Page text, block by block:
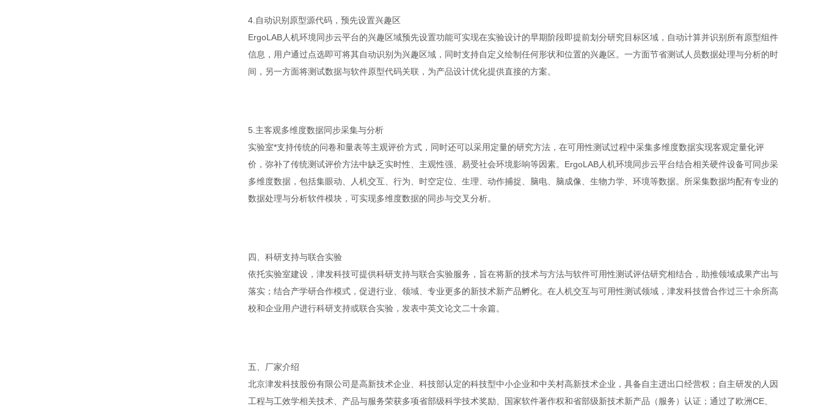
4.自动识别原型源代码，预先设置兴趣区
ErgoLAB人机环境同步云平台的兴趣区域预先设置功能可实现在实验设计的早期阶段即提前划分研究目标区域，自动计算并识别所有原型组件
信息，用户通过点选即可将其自动识别为兴趣区域，同时支持自定义绘制任何形状和位置的兴趣区。一方面节省测试人员数据处理与分析的时
间，另一方面将测试数据与软件原型代码关联，为产品设计优化提供直接的方案。
5.主客观多维度数据同步采集与分析
实验室*支持传统的问卷和量表等主观评价方式，同时还可以采用定量的研究方法，在可用性测试过程中采集多维度数据实现客观定量化评
价，弥补了传统测试评价方法中缺乏实时性、主观性强、易受社会环境影响等因素。ErgoLAB人机环境同步云平台结合相关硬件设备可同步采
多维度数据，包括集眼动、人机交互、行为、时空定位、生理、动作捕捉、脑电、脑成像、生物力学、环境等数据。所采集数据均配有专业的
数据处理与分析软件模块，可实现多维度数据的同步与交叉分析。
四、科研支持与联合实验
依托实验室建设，津发科技可提供科研支持与联合实验服务，旨在将新的技术与方法与软件可用性测试评估研究相结合，助推领域成果产出与
落实；结合产学研合作模式，促进行业、领域、专业更多的新技术新产品孵化。在人机交互与可用性测试领域，津发科技曾合作过三十余所高
校和企业用户进行科研支持或联合实验，发表中英文论文二十余篇。
五、厂家介绍
北京津发科技股份有限公司是高新技术企业、科技部认定的科技型中小企业和中关村高新技术企业，具备自主进出口经营权；自主研发的人因
工程与工效学相关技术、产品与服务荣获多项省部级科学技术奖励、国家软件著作权和省部级新技术新产品（服务）认证；通过了欧洲CE、